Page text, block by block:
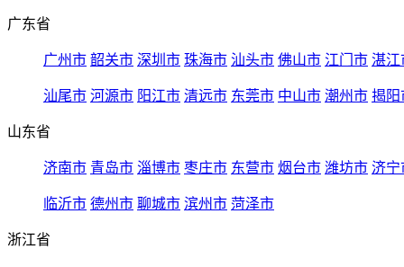
广东省
广州市 韶关市 深圳市 珠海市 汕头市 佛山市 江门市 湛江
汕尾市 河源市 阳江市 清远市 东莞市 中山市 潮州市 揭阳
山东省
济南市 青岛市 淄博市 枣庄市 东营市 烟台市 潍坊市 济宁
临沂市 德州市 聊城市 滨州市 菏泽市
浙江省